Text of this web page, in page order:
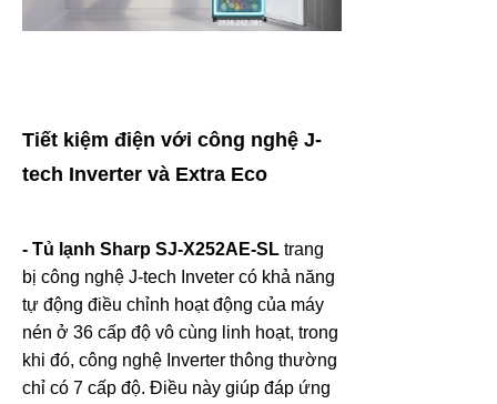
Tiết kiệm điện với công nghệ J-
tech Inverter và Extra Eco
- Tủ lạnh Sharp SJ-X252AE-SL trang
bị công nghệ J-tech Inveter có khả năng
tự động điều chỉnh hoạt động của máy
nén ở 36 cấp độ vô cùng linh hoạt, trong
khi đó, công nghệ Inverter thông thường
chỉ có 7 cấp độ. Điều này giúp đáp ứng